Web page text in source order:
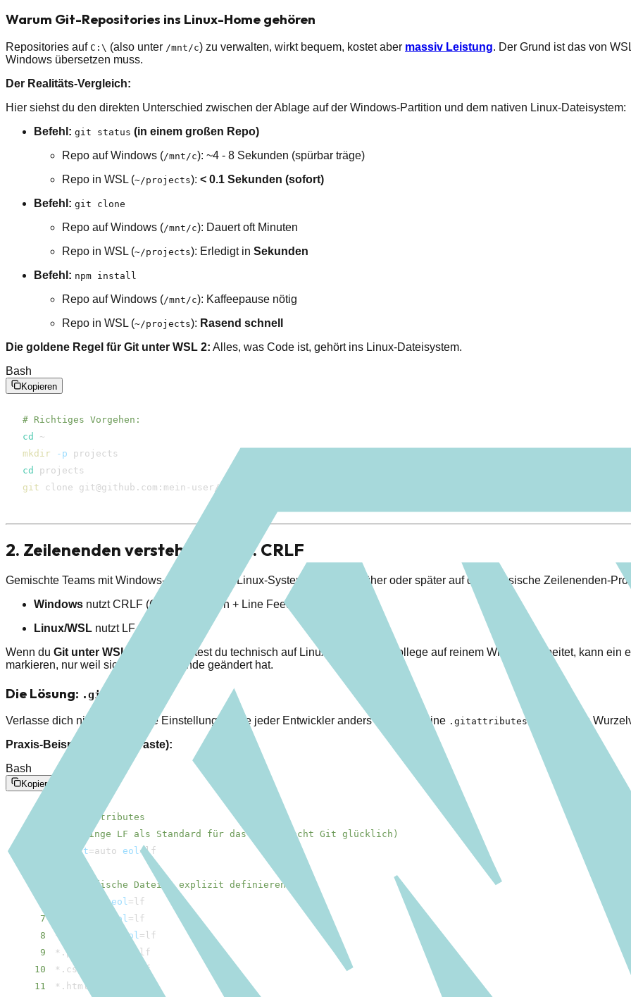
Warum Git-Repositories ins Linux-Home gehören
Repositories auf C:\ (also unter /​mnt/​c) zu verwalten, wirkt bequem, kostet aber massiv Leistung. Der Grund ist das von
Windows übersetzen muss.
Der Realitäts-Vergleich:
Hier siehst du den direkten Unterschied zwischen der Ablage auf der Windows-Partition und dem nativen Linux-Dateisystem:
Befehl: git status (in einem großen Repo)
Repo auf Windows (/​mnt/​c): ~4 - 8 Sekunden (spürbar träge)
Repo in WSL (~/​projects): < 0.1 Sekunden (sofort)
Befehl: git clone
Repo auf Windows (/​mnt/​c): Dauert oft Minuten
Repo in WSL (~/​projects): Erledigt in Sekunden
Befehl: npm install
Repo auf Windows (/​mnt/​c): Kaffeepause nötig
Repo in WSL (~/​projects): Rasend schnell
Die goldene Regel für Git unter WSL 2: Alles, was Code ist, gehört ins Linux-Dateisystem.
Bash
Kopieren
# Richtiges Vorgehen:
cd
mkdir
-p
cd
git clone git@github.com:mein-user/​mein-projekt.git
2. Zeilenenden verstehen: LF vs. CRLF
Gemischte Teams mit Windows-, macOS- und Linux-Systemen stoßen früher oder später auf das klassische Zeilenenden-
Windows nutzt CRLF (Carriage Return + Line Feed).
Linux/WSL nutzt LF (Line Feed).
Wenn du Git unter WSL 2
nutzt, arbeitest du technisch auf Linux. Wenn dein Kollege auf reinem Windows arbeitet, kann
markieren, nur weil sich das Zeilenende geändert hat.
Die Lösung: .gitattributes
Verlasse dich nicht auf globale Einstellungen, die jeder Entwickler anders hat. Lege eine .gitattributes Datei in das
Praxis-Beispiel (Copy & Paste):
Bash
Kopieren
# .gitattributes
# Erzwinge LF als Standard für das Repo (macht Git glücklich)
text=auto eol=
# Spezifische Dateien explizit definieren
*.js text eol=
7
eol=
8
*.json text eol=
9
*.php text =
10
*.css text
lf
11
*.html text